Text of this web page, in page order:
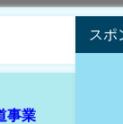
事業
スポ